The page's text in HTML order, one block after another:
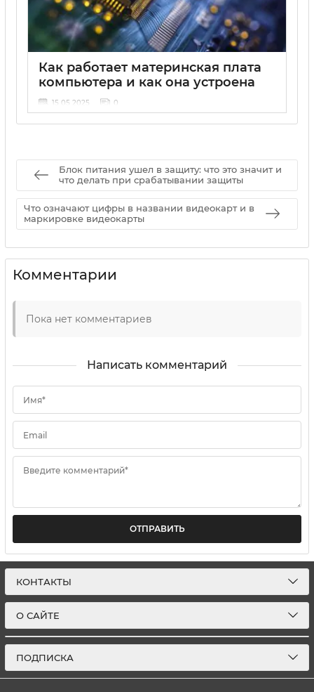
Как работает материнская плата
компьютера и как она устроена
15 05 2025 0
Блок питания ушел в защиту: что это значит и
что делать при срабатывании защиты
Что означают цифры в названии видеокарт и в
маркировке видеокарты
Комментарии
Пока нет комментариев
Написать комментарий
Имя*
Email
Введите комментарий*
ОТПРАВИТЬ
КОНТАКТЫ
О САЙТЕ
ПОДПИСКА